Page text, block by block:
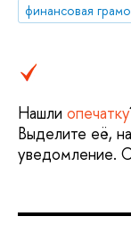
финансовая
Нашли опечатку
Выделите её,
уведомление.